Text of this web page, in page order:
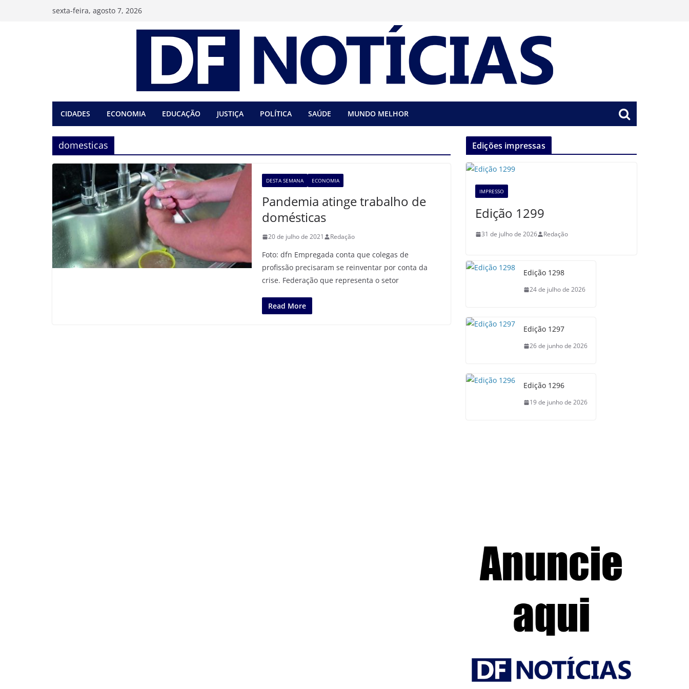
sexta-feira, agosto 7, 2026
CIDADES ECONOMIA EDUCAÇÃO JUSTIÇA POLÍTICA SAÚDE MUNDO MELHOR
domesticas
DESTA SEMANA ECONOMIA
Pandemia atinge trabalho de
domésticas
20 de julho de 2021 Redação
Foto: dfn Empregada conta que colegas de
profissão precisaram se reinventar por conta da
crise. Federação que representa o setor
Read More
Edições impressas
IMPRESSO
Edição 1299
31 de julho de 2026 Redação
Edição 1298
24 de julho de 2026
Edição 1297
26 de junho de 2026
Edição 1296
19 de junho de 2026